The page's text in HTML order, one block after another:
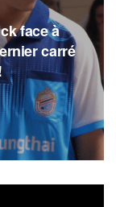
face à
carré